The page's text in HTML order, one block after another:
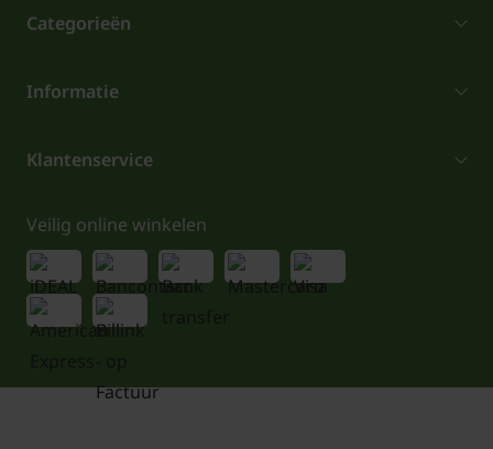
Categorieën
Informatie
Klantenservice
Veilig online winkelen